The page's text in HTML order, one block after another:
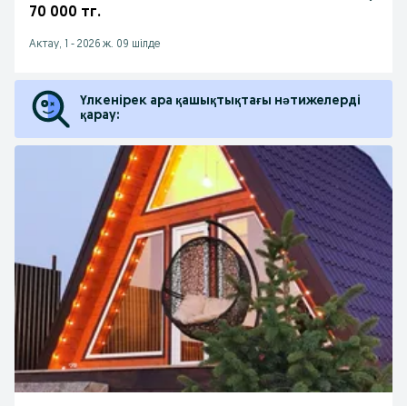
70 000 тг.
Актау, 1 - 2026 ж. 09 шілде
Үлкенірек ара қашықтықтағы нәтижелерді
қарау: